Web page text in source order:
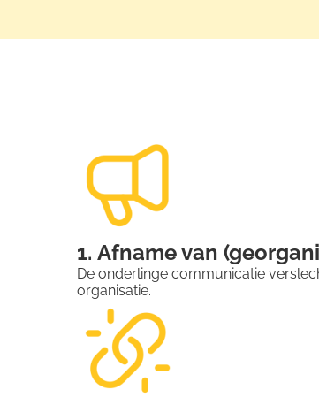
1. Afname van
De onderlinge communicatie
organisatie.